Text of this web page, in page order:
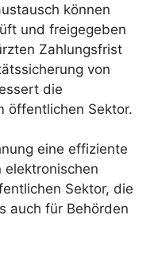
können
und freigegeben
Zahlungsfrist
von
die
öffentlichen Sektor.
eine effiziente
elektronischen
Sektor, die
auch für Behörden